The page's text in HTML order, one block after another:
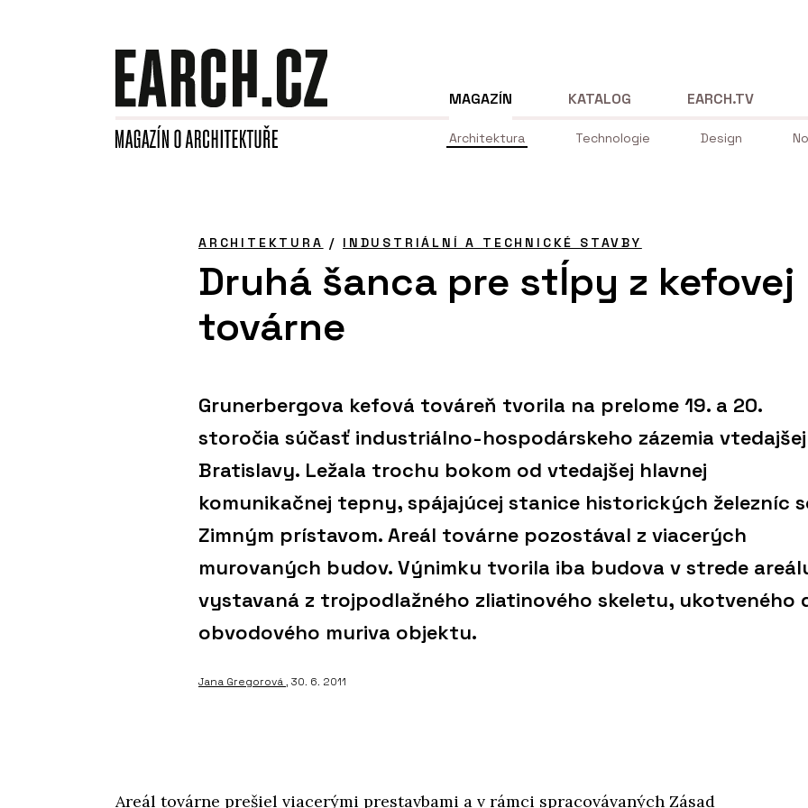
MAGAZÍN
Architektura Technologie Design
KATALOG EARCH.TV
ARCHITEKTURA / INDUSTRIÁLNÍ A TECHNICKÉ STAVBY
Druhá šanca pre stĺpy z kefovej
továrne
Grunerbergova kefová továreň tvorila na prelome 19. a 20.
storočia súčasť industriálno-hospodárskeho zázemia vtedajšej
Bratislavy. Ležala trochu bokom od vtedajšej hlavnej
komunikačnej tepny, spájajúcej stanice historických železníc
Zimným prístavom. Areál továrne pozostával z viacerých
murovaných budov. Výnimku tvorila iba budova v strede
vystavaná z trojpodlažného zliatinového skeletu, ukotveného
obvodového muriva objektu.
Jana Gregorová, 30. 6. 2011
Areál továrne prešiel viacerými prestavbami a v rámci spracovávaných Zásad